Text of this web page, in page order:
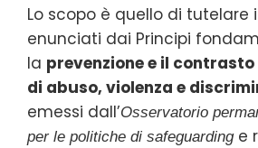
Lo scopo è quello di tutelare
enunciati dai Principi
la prevenzione e il contrasto
di abuso, violenza e
emessi dall’Osservatorio
per le politiche di safeguardinge